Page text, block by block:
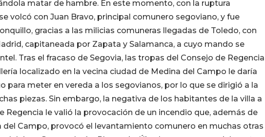
matar de hambre. En este momento, con la ruptura
volcó con Juan Bravo, principal comunero segoviano, y fue
gracias a las milicias comuneras llegadas de Toledo, con
capitaneada por Zapata y Salamanca, a cuyo mando se
Tras el fracaso de Segovia, las tropas del Consejo de Regencia
localizado en la vecina ciudad de Medina del Campo le daría
para meter en vereda a los segovianos, por lo que se dirigió a la
piezas. Sin embargo, la negativa de los habitantes de la villa a
Regencia le valió la provocación de un incendio que, además de
Campo, provocó el levantamiento comunero en muchas otras